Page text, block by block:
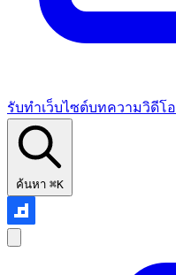
รับทำเว็บไซต์บทความวิดีโอ
ค้นหา ⌘K